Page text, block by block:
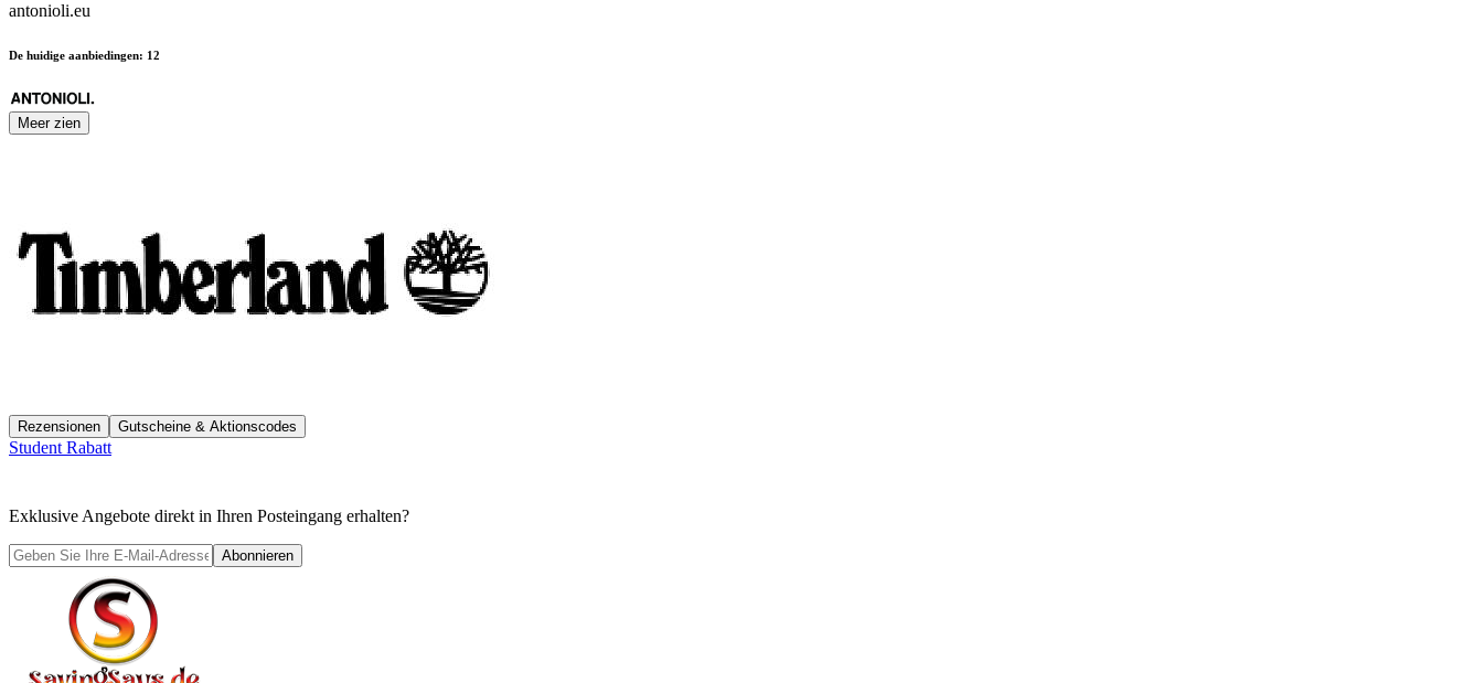
antonioli.eu
De huidige aanbiedingen: 12
Meer zien
Rezensionen Gutscheine & Aktionscodes
Student Rabatt
Exklusive Angebote direkt in Ihren Posteingang erhalten?
Abonnieren